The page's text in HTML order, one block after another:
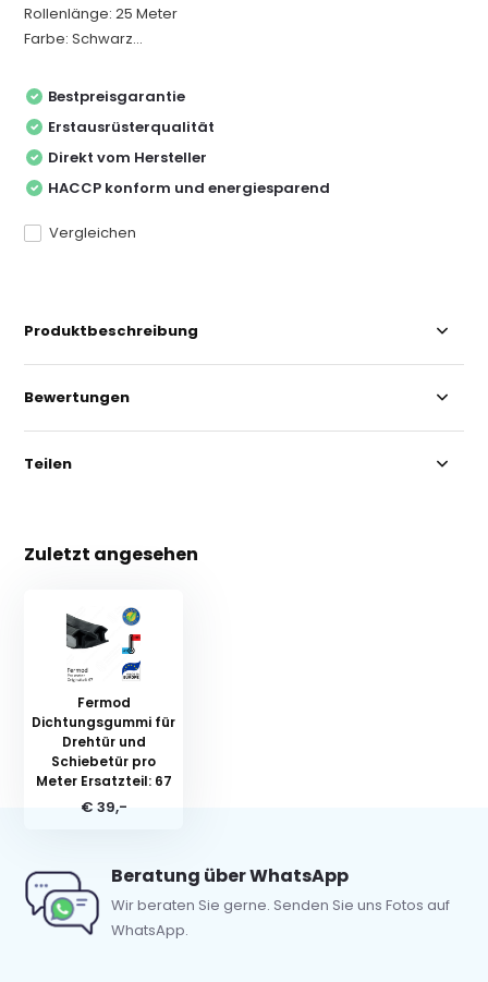
Rollenlänge: 25 Meter
Farbe: Schwarz...
Bestpreisgarantie
Erstausrüsterqualität
Direkt vom Hersteller
HACCP konform und energiesparend
Vergleichen
Produktbeschreibung
Bewertungen
Teilen
Zuletzt angesehen
Fermod
Dichtungsgummi für
Drehtür und
Schiebetür pro
Meter Ersatzteil: 67
€ 39,-
Beratung über WhatsApp
Wir beraten Sie gerne. Senden Sie uns Fotos auf
WhatsApp.